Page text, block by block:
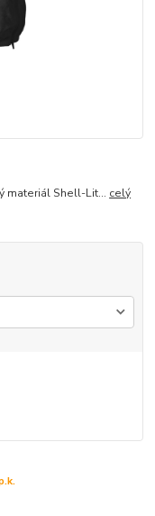
materiál Shell-Lit... celý